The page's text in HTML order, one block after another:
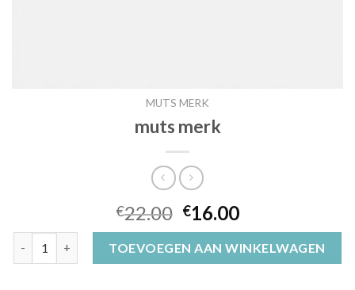
MUTS MERK
muts merk
€22.00 €16.00
TOEVOEGEN AAN WINKELWAGEN